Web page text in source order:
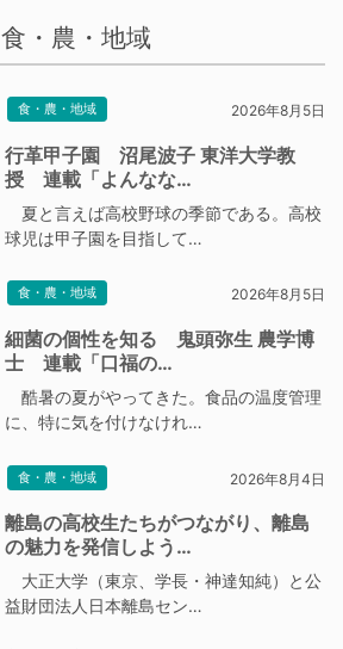
食・農・地域
食・農・地域 2026年8月5日
行革甲子園 沼尾波子 東洋大学教
授 連載「よんなな…
夏と言えば高校野球の季節である。高校
球児は甲子園を目指して…
食・農・地域 2026年8月5日
細菌の個性を知る 鬼頭弥生 農学博
士 連載「口福の…
酷暑の夏がやってきた。食品の温度管理
に、特に気を付けなけれ…
食・農・地域 2026年8月4日
離島の高校生たちがつながり、離島
の魅力を発信しよう…
大正大学（東京、学長・神達知純）と公
益財団法人日本離島セン…